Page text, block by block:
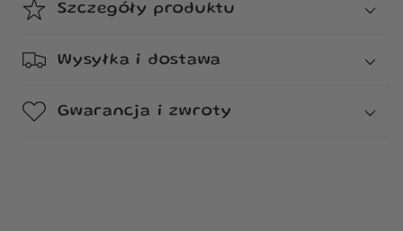
Szczegóły produktu
Wysyłka i dostawa
Gwarancja i zwroty